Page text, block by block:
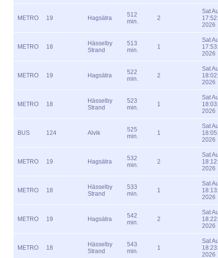
METRO 19 Hagsätra
512
min.
2
Sat
2026
METRO 18
Hässelby
Strand
513
min.
1
Sat
2026
METRO 19 Hagsätra
522
min.
2
Sat
2026
METRO 18
Hässelby
Strand
523
min.
1
Sat
2026
BUS 124 Alvik
525
min.
1
Sat
2026
METRO 19 Hagsätra
532
min.
2
Sat
2026
METRO 18
Hässelby
Strand
533
min.
1
Sat
2026
METRO 19 Hagsätra
542
min.
2
Sat
2026
METRO 18
Hässelby
Strand
543
min.
1
Sat
2026